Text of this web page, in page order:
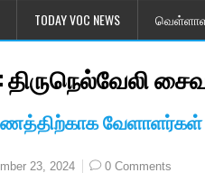
TODAY VOC NEWS
திருநெல்வேலி
23, 2024 0 Comments